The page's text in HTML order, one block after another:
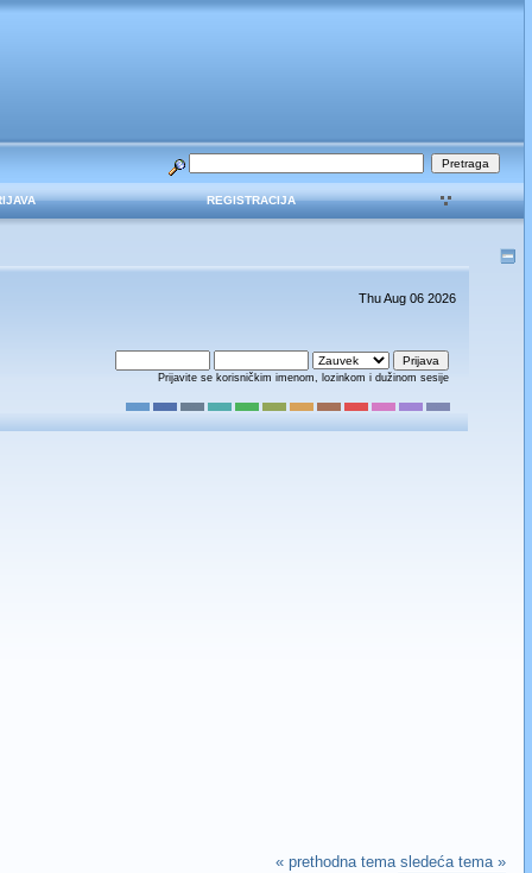
REGISTRACIJA
Thu Aug 06 2026
Prijavite se korisničkim imenom, lozinkom i dužinom sesije
« prethodna tema sledeća tema »